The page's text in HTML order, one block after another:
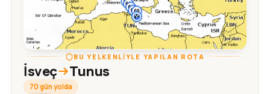
BU YELKENLIYLE YAPILAN ROTA
İsveç Tunus
70 gün yolda